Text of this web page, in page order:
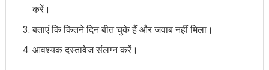
करें।
बताएं कि कितने दिन बीत चुके हैं और जवाब नहीं मिला।
आवश्यक दस्तावेज संलग्न करें।